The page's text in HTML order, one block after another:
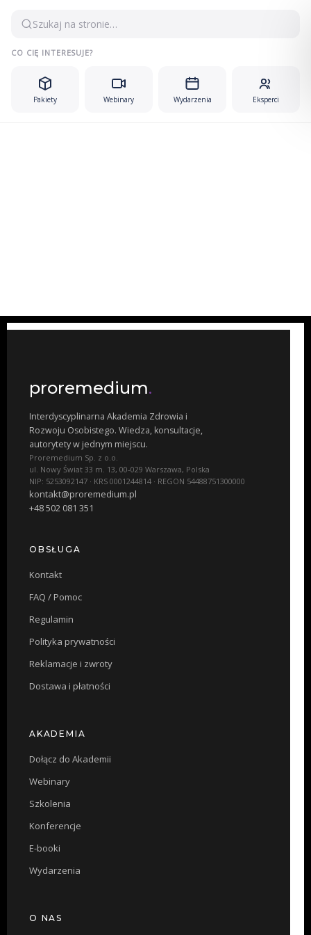
Szukaj na stronie…
CO CIĘ INTERESUJE?
Pakiety Webinary Wydarzenia Eksperci
proremedium.
Interdyscyplinarna Akademia Zdrowia i
Rozwoju Osobistego. Wiedza, konsultacje,
autorytety w jednym miejscu.
Proremedium Sp. z o.o.
ul. Nowy Świat 33 m. 13, 00-029 Warszawa, Polska
NIP: 5253092147 · KRS 0001244814 · REGON 54488751300000
kontakt@proremedium.pl
+48 502 081 351
OBSŁUGA
Kontakt
FAQ / Pomoc
Regulamin
Polityka prywatności
Reklamacje i zwroty
Dostawa i płatności
AKADEMIA
Dołącz do Akademii
Webinary
Szkolenia
Konferencje
E-booki
Wydarzenia
O NAS